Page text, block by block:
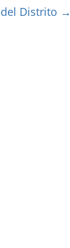
Distrito →